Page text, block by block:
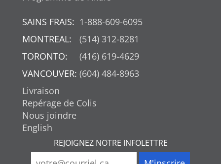
SAINS FRAIS: 1-888-609-6095
MONTREAL:
(514) 312-8281
TORONTO:
(416) 619-4629
VANCOUVER: (604) 484-8963
Livraison
Repérage de Colis
Nous joindre
English
REJOIGNEZ NOTRE INFOLETTRE